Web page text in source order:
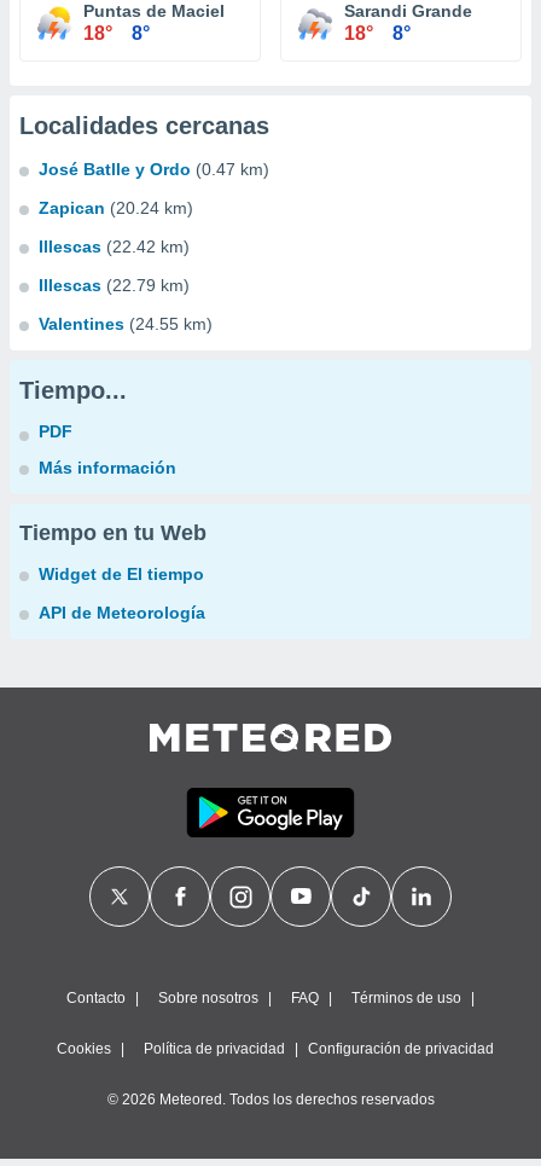
Puntas de Maciel
18° 8°
Sarandi Grande
18° 8°
Localidades cercanas
José Batlle y Ordo (0.47 km)
Zapican (20.24 km)
Illescas (22.42 km)
Illescas (22.79 km)
Valentines (24.55 km)
Tiempo...
PDF
Más información
Tiempo en tu Web
Widget de El tiempo
API de Meteorología
Contacto Sobre nosotros FAQ Términos de uso
Cookies Política de privacidad Configuración de privacidad
© 2026 Meteored. Todos los derechos reservados